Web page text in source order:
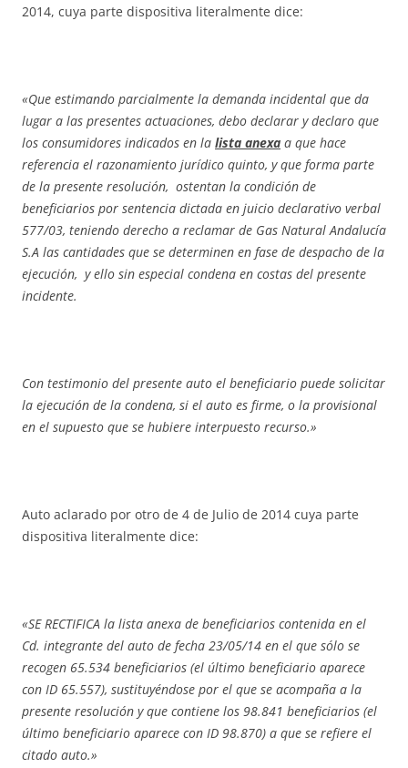
2014, cuya parte dispositiva literalmente dice:
«Que estimando parcialmente la demanda incidental que da
lugar a las presentes actuaciones, debo declarar y declaro que
los consumidores indicados en la lista anexa a que hace
referencia el razonamiento jurídico quinto, y que forma parte
de la presente resolución, ostentan la condición de
beneficiarios por sentencia dictada en juicio declarativo verbal
577/03, teniendo derecho a reclamar de Gas Natural Andalucía
S.A las cantidades que se determinen en fase de despacho de la
ejecución, y ello sin especial condena en costas del presente
incidente.
Con testimonio del presente auto el beneficiario puede solicitar
la ejecución de la condena, si el auto es firme, o la provisional
en el supuesto que se hubiere interpuesto recurso.»
Auto aclarado por otro de 4 de Julio de 2014 cuya parte
dispositiva literalmente dice:
«SE RECTIFICA la lista anexa de beneficiarios contenida en el
Cd. integrante del auto de fecha 23/05/14 en el que sólo se
recogen 65.534 beneficiarios (el último beneficiario aparece
con ID 65.557), sustituyéndose por el que se acompaña a la
presente resolución y que contiene los 98.841 beneficiarios (el
último beneficiario aparece con ID 98.870) a que se refiere el
citado auto.»